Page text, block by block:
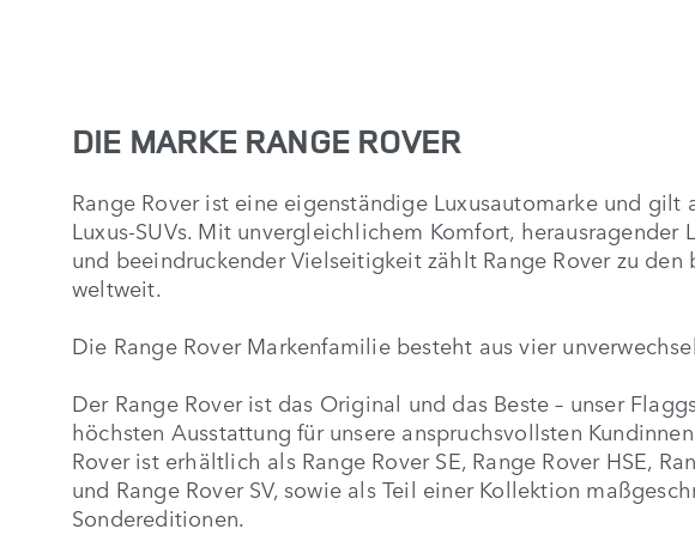
DIE MARKE RANGE ROVER
Range Rover ist eine eigenständige Luxusautomarke und gilt
Luxus-SUVs. Mit unvergleichlichem Komfort, herausragender
und beeindruckender Vielseitigkeit zählt Range Rover zu den
weltweit.
Die Range Rover Markenfamilie besteht aus vier
Der Range Rover ist das Original und das Beste – unser
höchsten Ausstattung für unsere anspruchsvollsten
Rover ist erhältlich als Range Rover SE, Range Rover HSE,
und Range Rover SV, sowie als Teil einer Kollektion
Sondereditionen.